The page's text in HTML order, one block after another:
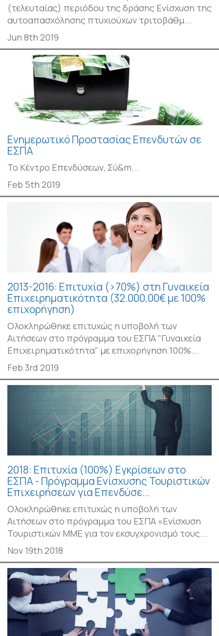
(τελευταίας) περιόδου της δράσης Ενίσχυση της
αυτοαπασχόλησης πτυχιούχων τριτοβάθμ...
Jun 8th 2019
Ενημερωτικό Προστασίας Επενδυτών σε
ΕΣΠΑ
Το Κέντρο Επενδύσεων, Σύ&m...
Feb 5th 2019
2013-2016: Επιτυχία (>70%) στη Γυναικεία
Επιχειρηματικότητα (32.000,00€ με 100%
επιχορήγηση)
Ολοκληρώθηκε επιτυχώς η υποβολή των
Αιτήσεων στο πρόγραμμα του ΕΣΠΑ "Γυναικεία
Επιχειρηματικότητα" με επιχορήγηση 100%...
Feb 3rd 2019
2018: Επιτυχία (100%) Εγκρίσεων στο
ΕΣΠΑ - Πρόγραμμα Ενίσχυσης Τουριστικών
Επιχειρήσεων για Επενδύσε...
Ολοκληρώθηκε επιτυχώς η υποβολή των
Αιτήσεων στο πρόγραμμα του ΕΣΠΑ «Ενίσχυση
Τουριστικών ΜΜΕ για τον εκσυγχρονισμό τους...
Nov 19th 2018